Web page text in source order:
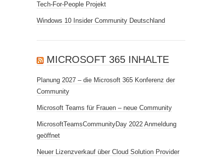
Tech-For-People Projekt
Windows 10 Insider Community Deutschland
MICROSOFT 365 INHALTE
Planung 2027 – die Microsoft 365 Konferenz der
Community
Microsoft Teams für Frauen – neue Community
MicrosoftTeamsCommunityDay 2022 Anmeldung
geöffnet
Neuer Lizenzverkauf über Cloud Solution Provider